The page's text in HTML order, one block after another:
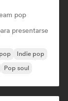
pop
presentarse
Indie pop
Pop soul